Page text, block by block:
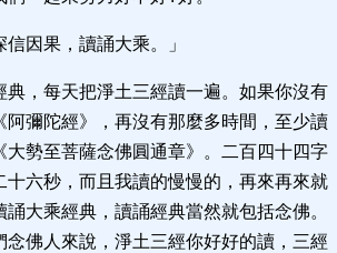
信因果，讀誦大乘。」
典，每天把淨土三經讀一遍。如果你沒有
阿彌陀經》，再沒有那麼多時間，至少讀
大勢至菩薩念佛圓通章》。二百四十四字
十六秒，而且我讀的慢慢的，再來再來就
大乘經典，讀誦經典當然就包括念佛。
念佛人來說，淨土三經你好好的讀，三經